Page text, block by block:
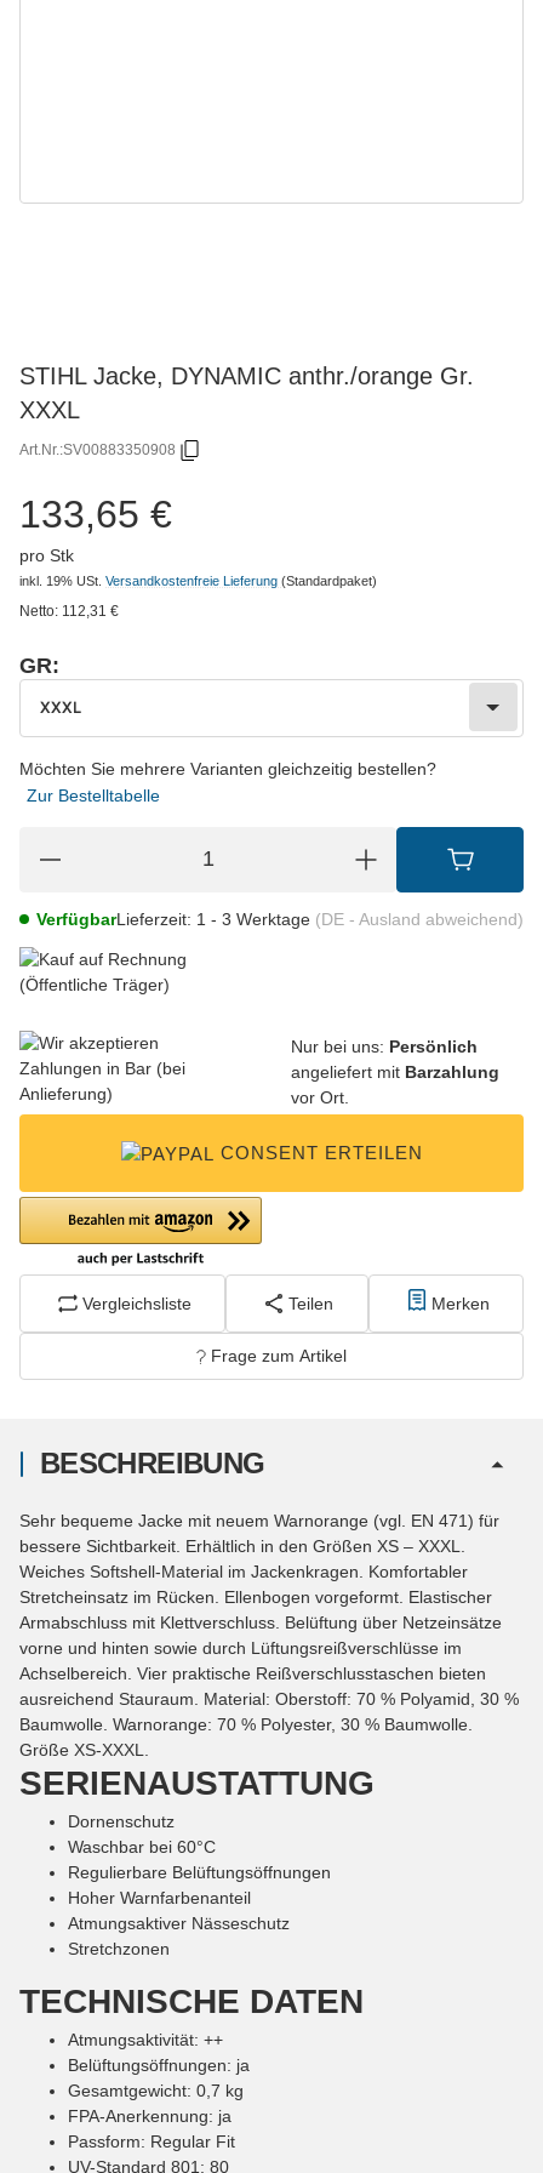
STIHL Jacke, DYNAMIC anthr./orange Gr.
XXXL
Art.Nr.:SV00883350908
133,65 €
pro Stk
inkl. 19% USt. Versandkostenfreie Lieferung (Standardpaket)
Netto: 112,31 €
GR:
XXXL
Möchten Sie mehrere Varianten gleichzeitig bestellen?
Zur Bestelltabelle
VerfügbarLieferzeit: 1 - 3 Werktage (DE - Ausland abweichend)
Nur bei uns: Persönlich
angeliefert mit Barzahlung
vor Ort.
CONSENT ERTEILEN
Vergleichsliste Teilen Merken
Frage zum Artikel
BESCHREIBUNG
Sehr bequeme Jacke mit neuem Warnorange (vgl. EN 471) für
bessere Sichtbarkeit. Erhältlich in den Größen XS – XXXL.
Weiches Softshell-Material im Jackenkragen. Komfortabler
Stretcheinsatz im Rücken. Ellenbogen vorgeformt. Elastischer
Armabschluss mit Klettverschluss. Belüftung über Netzeinsätze
vorne und hinten sowie durch Lüftungsreißverschlüsse im
Achselbereich. Vier praktische Reißverschlusstaschen bieten
ausreichend Stauraum. Material: Oberstoff: 70 % Polyamid, 30 %
Baumwolle. Warnorange: 70 % Polyester, 30 % Baumwolle.
Größe XS-XXXL.
SERIENAUSTATTUNG
Dornenschutz
Waschbar bei 60°C
Regulierbare Belüftungsöffnungen
Hoher Warnfarbenanteil
Atmungsaktiver Nässeschutz
Stretchzonen
TECHNISCHE DATEN
Atmungsaktivität: ++
Belüftungsöffnungen: ja
Gesamtgewicht: 0,7 kg
FPA-Anerkennung: ja
Passform: Regular Fit
UV-Standard 801: 80